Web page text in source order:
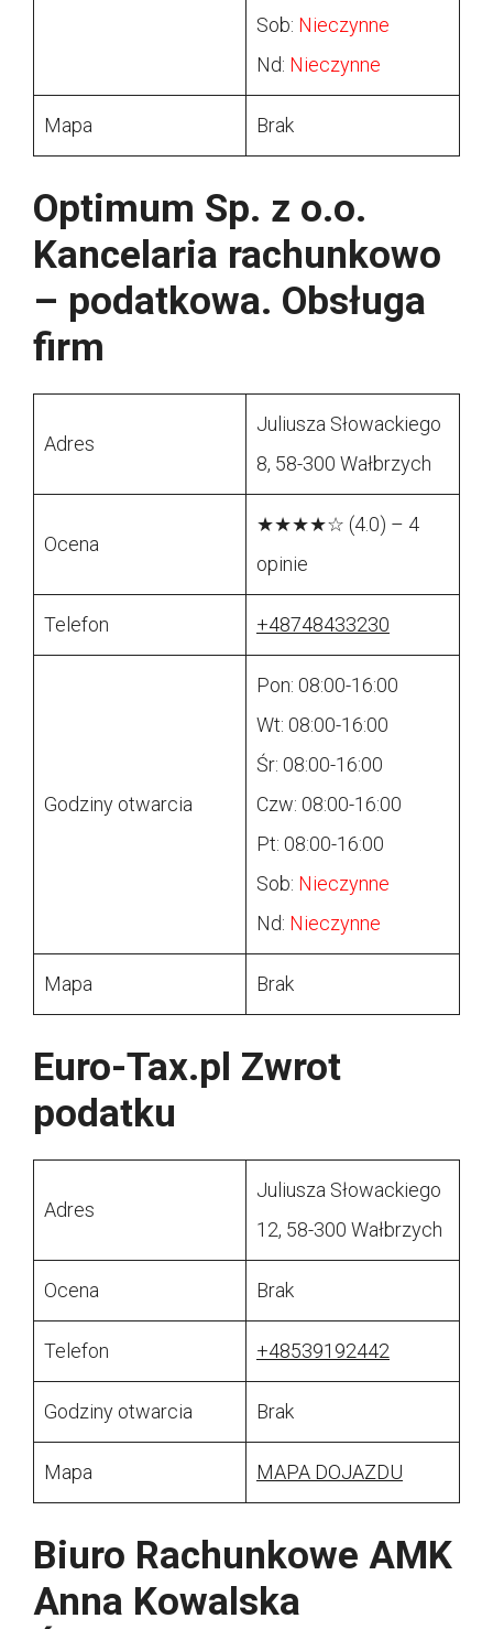
Sob: Nieczynne
Nd: Nieczynne
Mapa Brak
Optimum Sp. z o.o.
Kancelaria rachunkowo
– podatkowa. Obsługa
firm
Adres
Juliusza Słowackiego
8, 58-300 Wałbrzych
Ocena
★★★★☆ (4.0) – 4
opinie
Telefon +48748433230
Godziny otwarcia
Pon: 08:00-16:00
Wt: 08:00-16:00
Śr: 08:00-16:00
Czw: 08:00-16:00
Pt: 08:00-16:00
Sob: Nieczynne
Nd: Nieczynne
Mapa Brak
Euro-Tax.pl Zwrot
podatku
Adres
Juliusza Słowackiego
12, 58-300 Wałbrzych
Ocena Brak
Telefon +48539192442
Godziny otwarcia Brak
Mapa MAPA DOJAZDU
Biuro Rachunkowe AMK
Anna Kowalska